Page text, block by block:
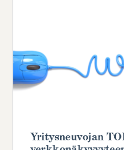
Yritysneuvojan